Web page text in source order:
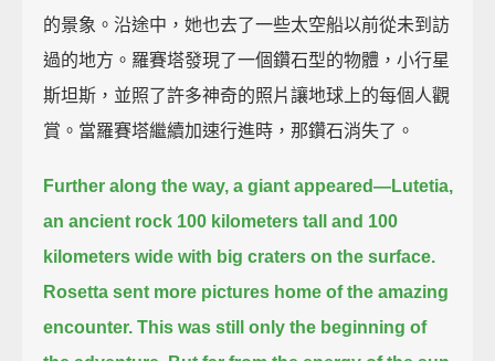
的景象。沿途中，她也去了一些太空船以前從未到訪
過的地方。羅賽塔發現了一個鑽石型的物體，小行星
斯坦斯，並照了許多神奇的照片讓地球上的每個人觀
賞。當羅賽塔繼續加速行進時，那鑽石消失了。
Further along the way, a giant appeared—Lutetia,
an ancient rock 100 kilometers tall and 100
kilometers wide with big craters on the surface.
Rosetta sent more pictures home of the amazing
encounter. This was still only the beginning of